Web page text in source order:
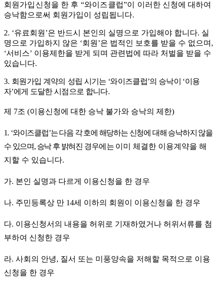
회원가입신청을 한 후 “와이즈클럽”이
이러한 신청에 대하여
승낙함으로써 회원가입이 성립됩니다.
2. ‘유료회원 ’은 반드시 본인의 실명으로 가입해야 합니다. 실
명으로 가입하지 않은 ‘회원 ’은 법적인 보호를 받을 수 없으며 ,
‘서비스’ 이용제한을 받게 되며 관련법에 따라 처벌을 받을 수
있습니다.
3. 회원가입 계약의 성립 시기는 ‘와이즈클럽’의 승낙이 ‘이용
자’에게 도달한 시점으로 합니다.
제 7조 (이용신청에 대한 승낙 불가와 승낙의 제한)
1. ‘와이즈클럽’는 다음 각 호에 해당하는 신청에 대해 승낙하지 않을
수 있으며, 승낙 후 밝혀진 경우에는 이미 체결한 이용계약을 해
지할 수 있습니다.
가. 본인 실명과 다르게 이용신청을 한 경우
나. 주민등록상 만 14세 이하의 회원이 이용신청을 한 경우
다. 이용신청서의 내용을 허위로 기재하였거나 허위서류를 첨
부하여 신청한 경우
라. 사회의 안녕, 질서 또는 미풍양속을 저해할 목적으로 이용
신청을 한 경우